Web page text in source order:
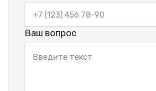
Ваш вопрос